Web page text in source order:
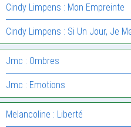
Cindy Limpens : Mon Empreinte
Cindy Limpens : Si Un Jour, Je
Jmc : Ombres
Jmc : Emotions
Melancoline : Liberté